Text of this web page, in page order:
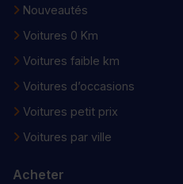
Nouveautés
Voitures 0 Km
Voitures faible km
Voitures d’occasions
Voitures petit prix
Voitures par ville
Acheter